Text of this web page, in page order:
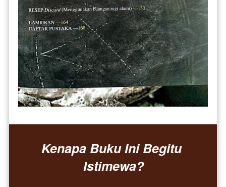
Kenapa Buku Ini Begitu
Istimewa?